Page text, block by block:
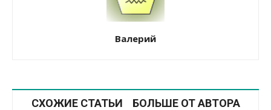
Валерий
СХОЖИЕ СТАТЬИ БОЛЬШЕ ОТ АВТОРА